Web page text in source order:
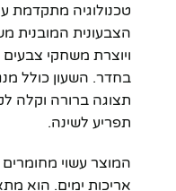
טכנולוגיה מתקדמת
הצבעונית המובנית
ויוצרת משחקי
בחדר. השעון כולל
תצוגה ברורה וקלה
תפריע לשינה.
המוצר עשוי מחומרים
אריכות ימים. הוא